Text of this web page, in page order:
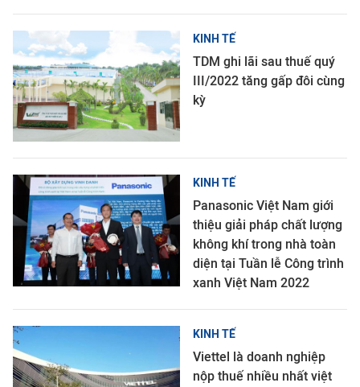
KINH TẾ
TDM ghi lãi sau thuế quý
III/2022 tăng gấp đôi cùng
kỳ
KINH TẾ
Panasonic Việt Nam giới
thiệu giải pháp chất lượng
không khí trong nhà toàn
diện tại Tuần lễ Công trình
xanh Việt Nam 2022
KINH TẾ
Viettel là doanh nghiệp
nộp thuế nhiều nhất việt